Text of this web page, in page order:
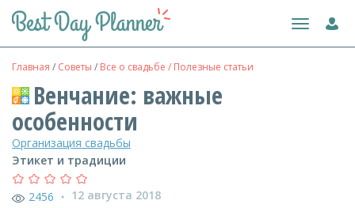
Toggle
Главная / Советы / Все о свадьбе / Полезные статьи
Венчание: важные
особенности
Организация свадьбы
Этикет и традиции
2456 ● 12 августа 2018